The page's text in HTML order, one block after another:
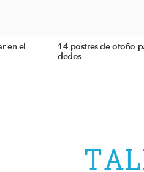
en el
14 postres de otoño
dedos